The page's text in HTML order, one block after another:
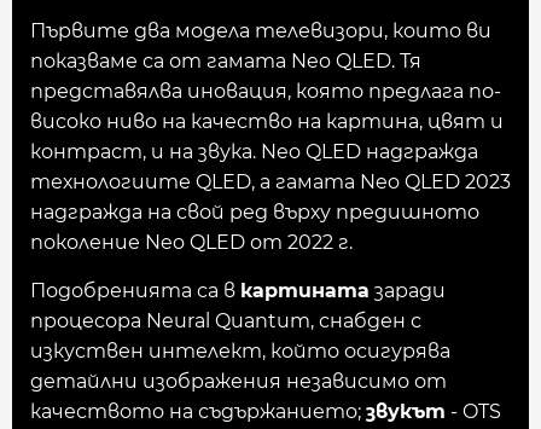
Първите два модела телевизори, които ви
показваме са от гамата Neo QLED. Тя
представялва иновация, която предлага по-
високо ниво на качество на картина, цвят и
контраст, и на звука. Neo QLED надгражда
технологиите QLED, а гамата Neo QLED 2023
надгражда на свой ред върху предишното
поколение Neo QLED от 2022 г.
Подобренията са в картината заради
процесора Neural Quantum, снабден с
изкуствен интелект, който осигурява
детайлни изображения независимо от
качеството на съдържанието; звукът - OTS